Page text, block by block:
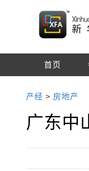
首页
产经 > 房地产
广东中